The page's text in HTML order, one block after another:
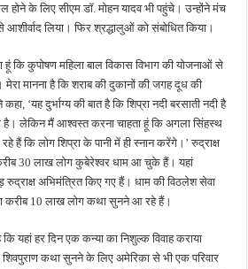
के लिए सीएम डॉ. मोहन यादव भी पहुंचे। उन्होंने मंच
आशीर्वाद लिया। फिर श्रद्धालुओं को संबोधित किया।
हूं कि कुपोषण महिला बाल विकास विभाग की योजनाओं से
मेरा मानना है कि शराब की दुकानों की जगह दूध की
‘यह दुर्भाग्य की बात है कि शिप्रा नदी बरसाती नदी है
है। लेकिन मैं आश्वस्त करना चाहता हूं कि अगला सिंहस्थ
हैं कि लोग शिप्रा के पानी में ही स्नान करेंगे।’ रुद्राक्ष
30 लाख लोग कुबेरेश्वर धाम आ चुके हैं। यहां
अभिमंत्रित किए गए हैं। धाम की विठलेश सेवा
करीब 10 लाख लोग कथा सुनने आ रहे हैं।
यहां हर दिन एक कन्या का निशुल्क विवाह कराया
शिवपुराण कथा सुनने के लिए अमेरिका से भी एक परिवार